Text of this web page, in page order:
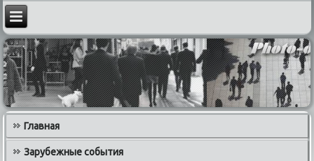
Главная
Зарубежные события